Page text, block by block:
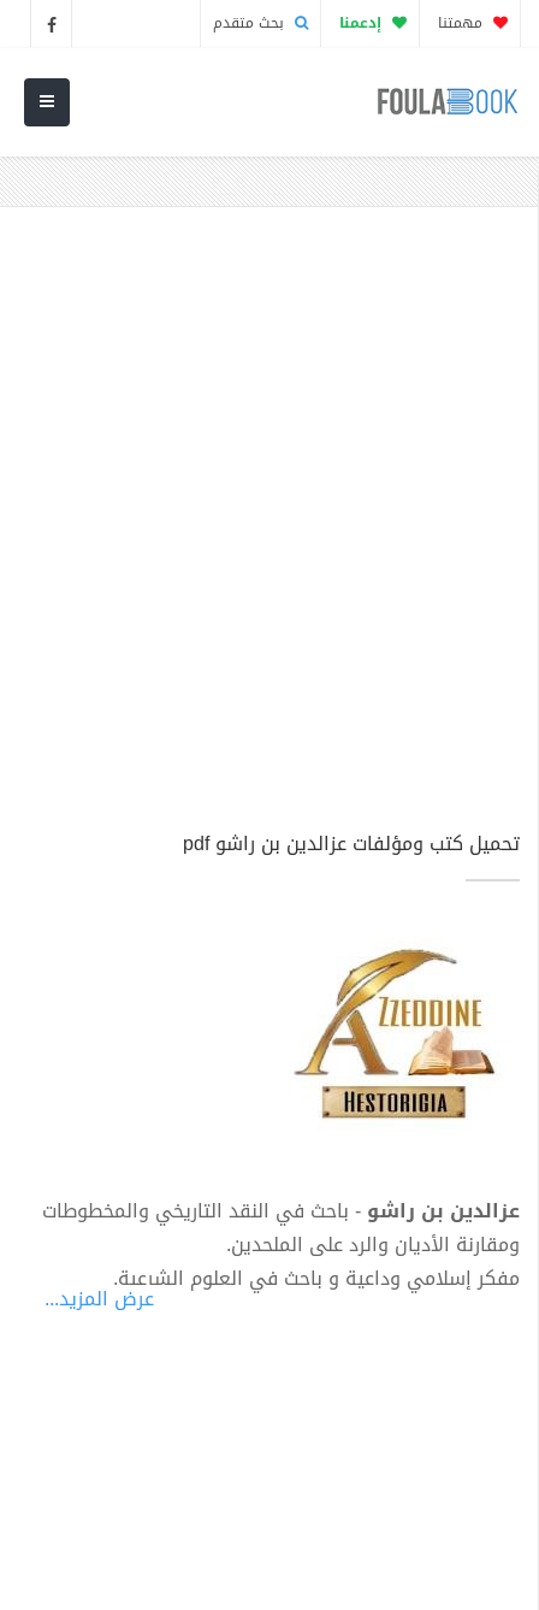
مهمتنا إدعمنا بحث متقدم
تحميل كتب ومؤلفات عزالدين بن راشو pdf
عزالدين بن راشو- باحث في النقد التاريخي والمخطوطات
ومقارنة الأديان والرد على الملحدين.
مفكر إسلامي وداعية و باحث في العلوم الشرعية.
عرض المزيد...